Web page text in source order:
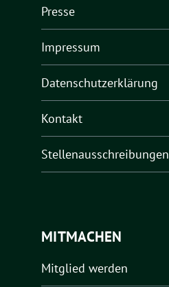
Presse
Impressum
Datenschutzerklärung
Kontakt
Stellenausschreibungen
MITMACHEN
Mitglied werden